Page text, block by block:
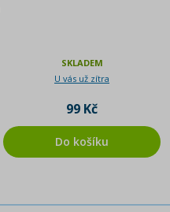
SKLADEM
U vás už zítra
99 Kč
Do košíku